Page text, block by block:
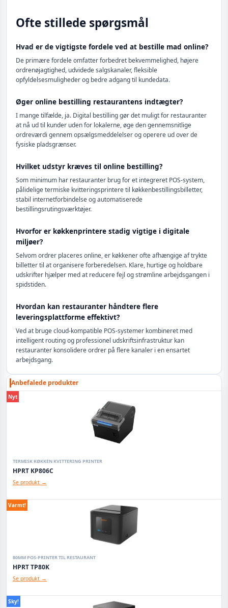
Anbefalede produkter
Nyt
TERMISK KØKKEN KVITTERING PRINTER
HPRT KP806C
Se produkt →
Varmt!
80MM POS-PRINTER TIL RESTAURANT
HPRT TP80K
Se produkt →
Sky!
Ofte stillede spørgsmål
Hvad er de vigtigste fordele ved at bestille mad online?
De primære fordele omfatter forbedret bekvemmelighed, højere
ordrenøjagtighed, udvidede salgskanaler, fleksible
opfyldelsesmuligheder og bedre adgang til kundedata.
Øger online bestilling restaurantens indtægter?
I mange tilfælde, ja. Digital bestilling gør det muligt for restauranter
at nå ud til kunder uden for lokalerne, øge den gennemsnitlige
ordreværdi gennem opsælgsmeddelelser og operere ud over de
fysiske pladsgrænser.
Hvilket udstyr kræves til online bestilling?
Som minimum har restauranter brug for et integreret POS-system,
pålidelige termiske kvitteringsprintere til køkkenbestillingsbilletter,
stabil internetforbindelse og automatiserede
bestillingsrutingsværktøjer.
Hvorfor er køkkenprintere stadig vigtige i digitale
miljøer?
Selvom ordrer placeres online, er køkkener ofte afhængige af trykte
billetter til at organisere forberedelsen. Klare, hurtige og holdbare
udskrifter hjælper med at reducere fejl og strømline arbejdsgangen i
spidstiden.
Hvordan kan restauranter håndtere flere
leveringsplattforme effektivt?
Ved at bruge cloud-kompatible POS-systemer kombineret med
intelligent routing og professionel udskriftsinfrastruktur kan
restauranter konsolidere ordrer på flere kanaler i en ensartet
arbejdsgang.